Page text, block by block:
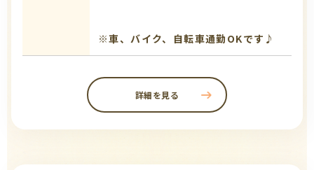
※車、バイク、自転車通勤OKです♪
詳細を見る